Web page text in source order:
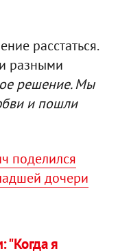
расстаться.
разными
решение. Мы
и пошли
поделился
дочери
"Когда я